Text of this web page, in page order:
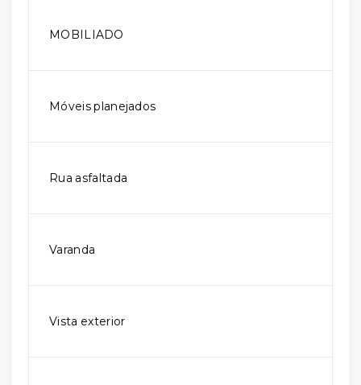
MOBILIADO
Móveis planejados
Rua asfaltada
Varanda
Vista exterior